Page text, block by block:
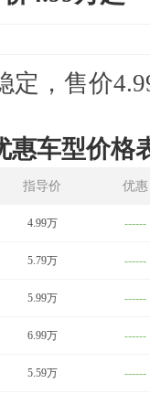
定，售价
惠车型价格
指导价 优惠
4.99万 ------
5.79万 ------
5.99万 ------
6.99万 ------
5.59万 ------